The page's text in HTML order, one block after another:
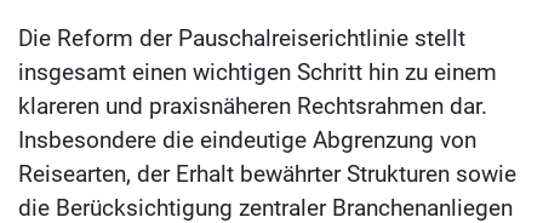
Die Reform der Pauschalreiserichtlinie stellt
insgesamt einen wichtigen Schritt hin zu einem
klareren und praxisnäheren Rechtsrahmen dar.
Insbesondere die eindeutige Abgrenzung von
Reisearten, der Erhalt bewährter Strukturen sowie
die Berücksichtigung zentraler Branchenanliegen